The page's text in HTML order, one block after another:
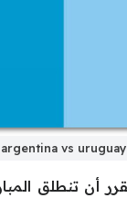
argentina vs uruguay